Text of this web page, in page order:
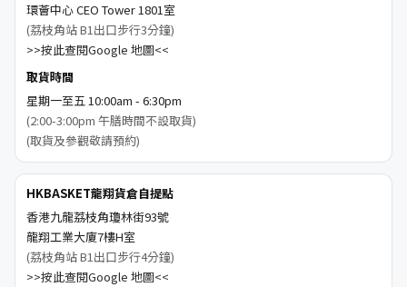
環薈中心 CEO Tower 1801室
(荔枝角站 B1出口步行3分鐘)
>>按此查閱Google 地圖<<
取貨時間
星期一至五 10:00am - 6:30pm
(2:00-3:00pm 午膳時間不設取貨)
(取貨及參觀敬請預約)
HKBASKET龍翔貨倉自提點
香港九龍荔枝角瓊林街93號
龍翔工業大廈7樓H室
(荔枝角站 B1出口步行4分鐘)
>>按此查閱Google 地圖<<